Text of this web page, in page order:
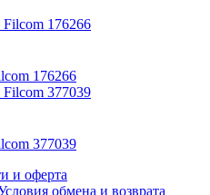
176266
377039
и оферта
обмена и возврата